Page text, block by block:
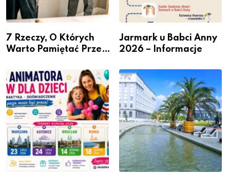
7 Rzeczy, O Których
Warto Pamiętać Przed
Jarmark u Babci Anny
2026 – Informacje